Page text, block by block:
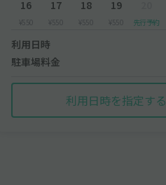
16
¥550
17
¥550
18
¥550
19
¥550 先行予約
利用日時
駐車場料金
利用日時を指定する